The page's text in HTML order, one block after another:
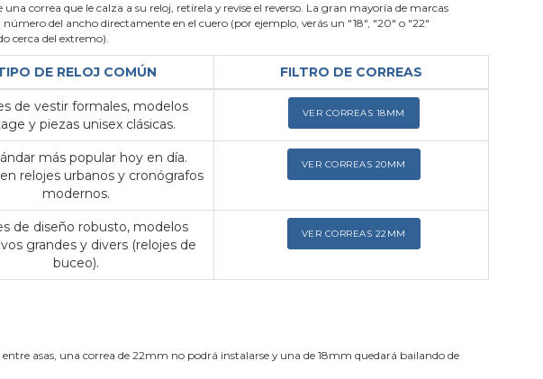
una correa que le calza a su reloj, retírela y revise el reverso. La gran mayoría de marcas
del ancho directamente en el cuero (por ejemplo, verás un "18", "20" o "22"
cerca del extremo).
DE RELOJ COMÚN FILTRO DE CORREAS
de vestir formales, modelos
y piezas unisex clásicas.
VER CORREAS 18MM
más popular hoy en día.
relojes urbanos y cronógrafos
modernos.
VER CORREAS 20MM
de diseño robusto, modelos
grandes y divers (relojes de
buceo).
VER CORREAS 22MM
asas, una correa de 22mm no podrá instalarse y una de 18mm quedará bailando de